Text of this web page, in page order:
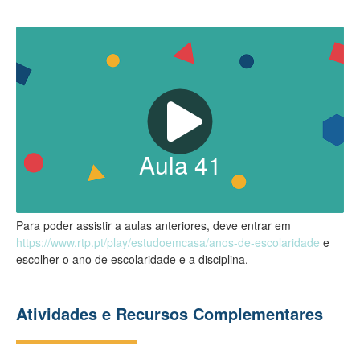
Aula41
Para poder assistir a aulas anteriores, deve entrar em
https://www.rtp.pt/play/estudoemcasa/anos-de-escolaridade e
escolher o ano de escolaridade e a disciplina.
Atividades e Recursos Complementares